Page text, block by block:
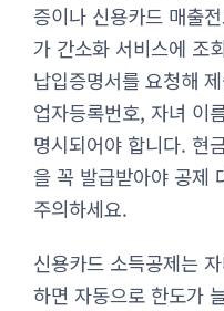
증이나 신용카드 매출
가 간소화 서비스에 조
납입증명서를 요청해
업자등록번호, 자녀 이
명시되어야 합니다. 현
을 꼭 발급받아야 공제
주의하세요.
신용카드 소득공제는
하면 자동으로 한도가